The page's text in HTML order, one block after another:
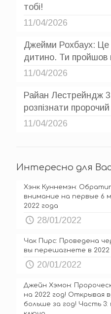
тобі!
11/04/2026
Джейми Рохбаух: Це
дитино. Ти пройшов
11/04/2026
Райан Лестрейндж 3
розпізнати
11/04/2026
Интересно для Вас
Хэнк Куннемэн:
внимание на первые 6
2022 года
28/01/2022
Чак Пирс: Проведена
вы перешагнете в 2022
20/01/2022
Джейн Хэмон:
на 2022 год! Открывая
больше за год! Часть 3: